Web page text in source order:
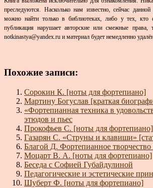
преследуются. Насколько нам известно, сейчас
можно найти только в библиотеках, либо у тех, кто
публикация нарушает авторские или смежные права,
notkinastya@yandeх.ru и материал будет немедленно удалён
Похожие записи:
Сорокин К. [ноты для фортепиано]
Мартину Богуслав [краткая
«Фортепианная техника в
этюдов и пьес
Прокофьев С. [ноты для фортепиано]
Газарян С. «Струны и клавиши»
Благой Д. Фортепианное
Моцарт В. А. [ноты для фортепиано]
Беседа с Софией Губайдулиной
Педагогические и эстетические
Шуберт Ф. [ноты для фортепиано]